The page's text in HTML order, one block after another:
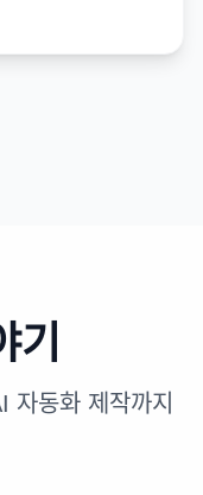
자동화 제작까지